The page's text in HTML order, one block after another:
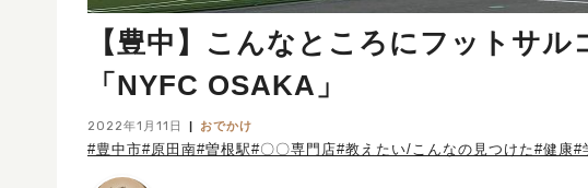
【豊中】こんなところにフットサ
「NYFC OSAKA」
2022年1月11日 おでかけ
#豊中市#原田南#曽根駅#〇〇専門店#教えたい/こんなの見つけた#健康#